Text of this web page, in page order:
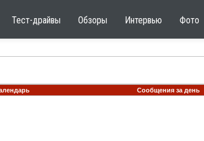
Тест-драйвы Обзоры Интервью Фото
Сообщения за день